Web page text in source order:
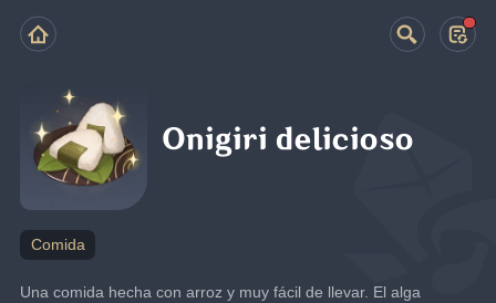
Onigiri delicioso
Comida
Una comida hecha con arroz y muy fácil de llevar. El alga